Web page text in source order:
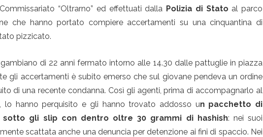
“Oltrarno” ed effettuati dalla Polizia di Stato al parco
che hanno portato compiere accertamenti su una cinquantina di
pizzicato.
di 22 anni fermato intorno alle 14.30 dalle pattuglie in piazza
gli accertamenti è subito emerso che sul giovane pendeva un ordine
di una recente condanna. Così gli agenti, prima di accompagnarlo al
lo hanno perquisito e gli hanno trovato addosso un pacchetto di
sotto gli slip con dentro oltre 30 grammi di hashish: nei suoi
scattata anche una denuncia per detenzione ai fini di spaccio. Nei